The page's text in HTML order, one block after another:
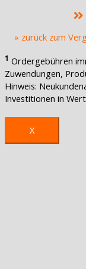
» zurück zum
1 Ordergebühren
Zuwendungen,
Hinweis:
Investitionen in
X